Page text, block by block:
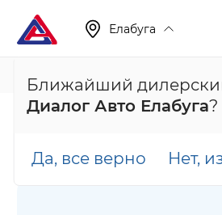
Елабуга
Ближайший
Диалог Авто Елабуга?
Да, все верно Нет,
+7 (855) 222-05-71